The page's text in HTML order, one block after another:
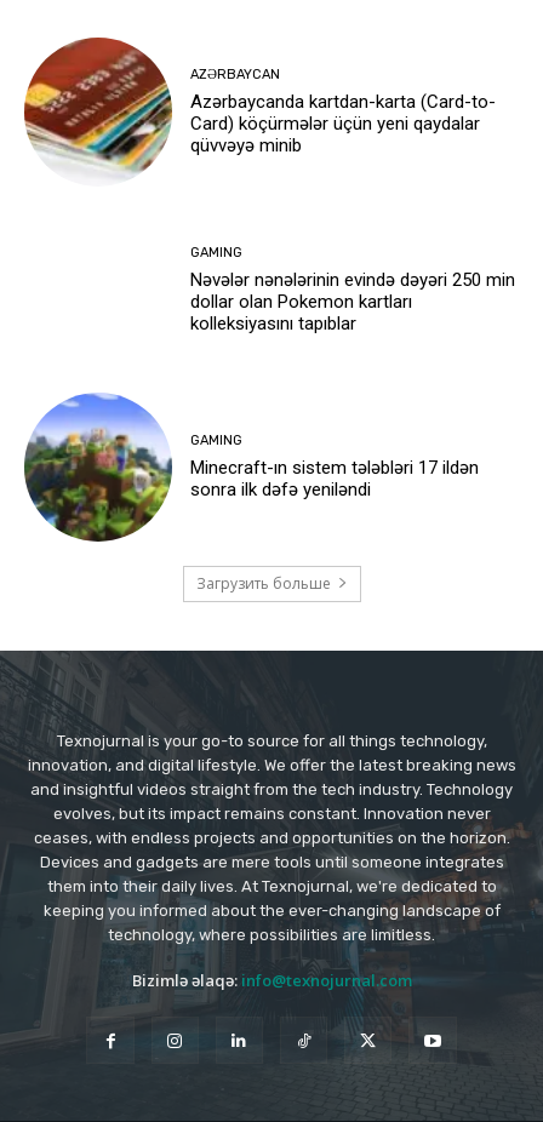
AZƏRBAYCAN
Azərbaycanda kartdan-karta (Card-to-
Card) köçürmələr üçün yeni qaydalar
qüvvəyə minib
GAMING
Nəvələr nənələrinin evində dəyəri 250 min
dollar olan Pokemon kartları
kolleksiyasını tapıblar
GAMING
Minecraft-ın sistem tələbləri 17 ildən
sonra ilk dəfə yeniləndi
Загрузить больше
Texnojurnal is your go-to source for all things technology,
innovation, and digital lifestyle. We offer the latest breaking news
and insightful videos straight from the tech industry. Technology
evolves, but its impact remains constant. Innovation never
ceases, with endless projects and opportunities on the horizon.
Devices and gadgets are mere tools until someone integrates
them into their daily lives. At Texnojurnal, we're dedicated to
keeping you informed about the ever-changing landscape of
technology, where possibilities are limitless.
Bizimlə əlaqə: info@texnojurnal.com